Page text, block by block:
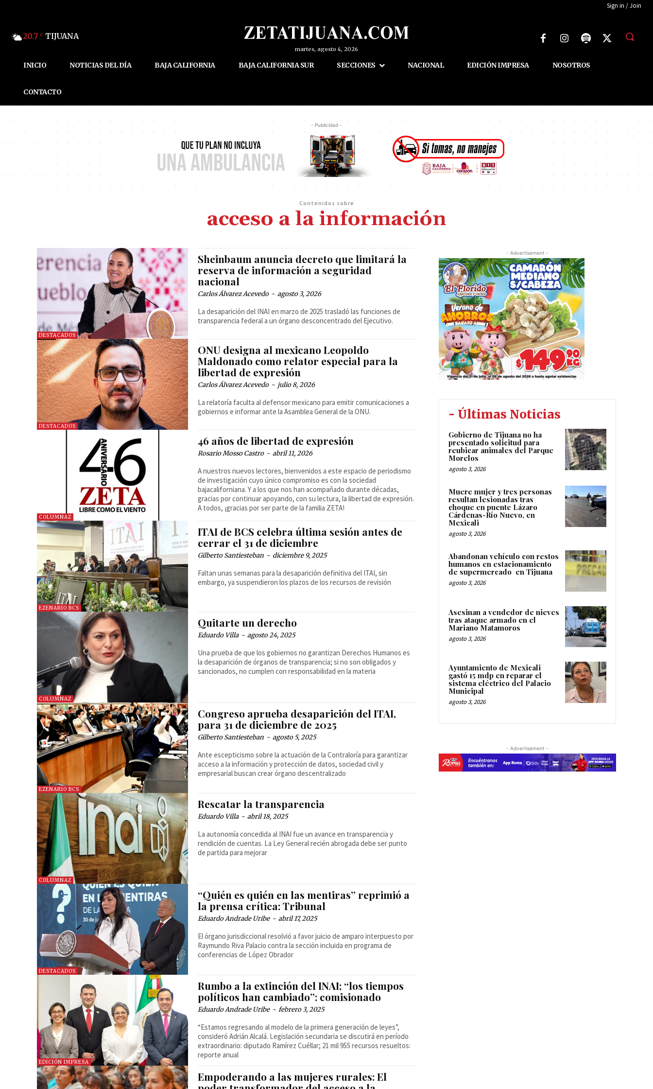
Sign in / Join
20.7 C TIJUANA
martes, agosto 4, 2026
INICIO NOTICIAS DEL DÍA BAJA CALIFORNIA BAJA CALIFORNIA SUR SECCIONES NACIONAL EDICIÓN IMPRESA NOSOTROS
CONTACTO
- Publicidad -
Contenidos sobre
acceso a la información
DESTACADOS
Sheinbaum anuncia decreto que limitará la
reserva de información a seguridad
nacional
Carlos Álvarez Acevedo - agosto 3, 2026
La desaparición del INAI en marzo de 2025 trasladó las funciones de
transparencia federal a un órgano desconcentrado del Ejecutivo.
DESTACADOS
ONU designa al mexicano Leopoldo
Maldonado como relator especial para la
libertad de expresión
Carlos Álvarez Acevedo - julio 8, 2026
La relatoría faculta al defensor mexicano para emitir comunicaciones a
gobiernos e informar ante la Asamblea General de la ONU.
COLUMNAZ
46 años de libertad de expresión
Rosario Mosso Castro - abril 11, 2026
A nuestros nuevos lectores, bienvenidos a este espacio de periodismo
de investigación cuyo único compromiso es con la sociedad
bajacaliforniana. Y a los que nos han acompañado durante décadas,
gracias por continuar apoyando, con su lectura, la libertad de expresión.
A todos, ¡gracias por ser parte de la familia ZETA!
EZENARIO BCS
ITAI de BCS celebra última sesión antes de
cerrar el 31 de diciembre
Gilberto Santiesteban - diciembre 9, 2025
Faltan unas semanas para la desaparición definitiva del ITAI, sin
embargo, ya suspendieron los plazos de los recursos de revisión
COLUMNAZ
Quitarte un derecho
Eduardo Villa - agosto 24, 2025
Una prueba de que los gobiernos no garantizan Derechos Humanos es
la desaparición de órganos de transparencia; si no son obligados y
sancionados, no cumplen con responsabilidad en la materia
EZENARIO BCS
Congreso aprueba desaparición del ITAI,
para 31 de diciembre de 2025
Gilberto Santiesteban - agosto 5, 2025
Ante escepticismo sobre la actuación de la Contraloría para garantizar
acceso a la información y protección de datos, sociedad civil y
empresarial buscan crear órgano descentralizado
COLUMNAZ
Rescatar la transparencia
Eduardo Villa - abril 18, 2025
La autonomía concedida al INAI fue un avance en transparencia y
rendición de cuentas. La Ley General recién abrogada debe ser punto
de partida para mejorar
DESTACADOS
“Quién es quién en las mentiras” reprimió a
la prensa crítica: Tribunal
Eduardo Andrade Uribe - abril 17, 2025
El órgano jurisdiccional resolvió a favor juicio de amparo interpuesto por
Raymundo Riva Palacio contra la sección incluida en programa de
conferencias de López Obrador
EDICIÓN IMPRESA
Rumbo a la extinción del INAI; “los tiempos
políticos han cambiado”: comisionado
Eduardo Andrade Uribe - febrero 3, 2025
“Estamos regresando al modelo de la primera generación de leyes”,
consideró Adrián Alcalá. Legislación secundaria se discutirá en período
extraordinario: diputado Ramírez Cuéllar; 21 mil 955 recursos resueltos:
reporte anual
Empoderando a las mujeres rurales: El
- Advertisement -
- Últimas Noticias
Gobierno de Tijuana no ha
presentado solicitud para
reubicar animales del Parque
Morelos
agosto 3, 2026
Muere mujer y tres personas
resultan lesionadas tras
choque en puente Lázaro
Cárdenas-Río Nuevo, en
Mexicali
agosto 3, 2026
Abandonan vehículo con restos
humanos en estacionamiento
de supermercado en Tijuana
agosto 3, 2026
Asesinan a vendedor de nieves
tras ataque armado en el
Mariano Matamoros
agosto 3, 2026
Ayuntamiento de Mexicali
gastó 15 mdp en reparar el
sistema eléctrico del Palacio
Municipal
agosto 3, 2026
- Advertisement -